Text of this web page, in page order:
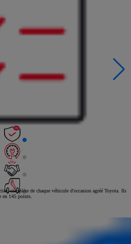
complète de chaque véhicule d'occasion agréé Toyota. Ils
en 145 points.